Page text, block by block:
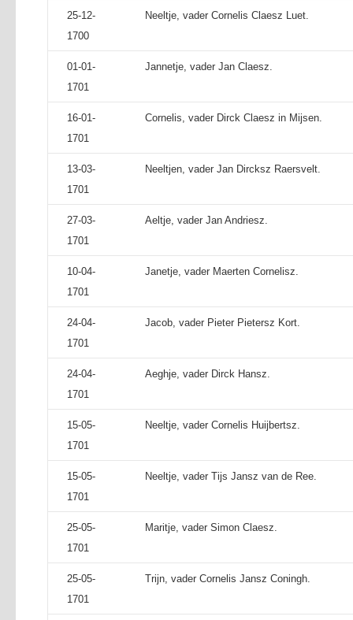
25-12-
1700
Neeltje, vader Cornelis Claesz Luet.
01-01-
1701
Jannetje, vader Jan Claesz.
16-01-
1701
Cornelis, vader Dirck Claesz in Mijsen.
13-03-
1701
Neeltjen, vader Jan Dircksz Raersvelt.
27-03-
1701
Aeltje, vader Jan Andriesz.
10-04-
1701
Janetje, vader Maerten Cornelisz.
24-04-
1701
Jacob, vader Pieter Pietersz Kort.
24-04-
1701
Aeghje, vader Dirck Hansz.
15-05-
1701
Neeltje, vader Cornelis Huijbertsz.
15-05-
1701
Neeltje, vader Tijs Jansz van de Ree.
25-05-
1701
Maritje, vader Simon Claesz.
25-05-
1701
Trijn, vader Cornelis Jansz Coningh.